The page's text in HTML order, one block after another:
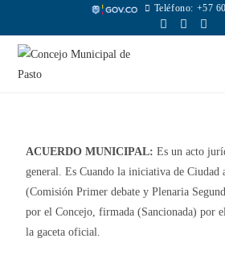
Teléfono: +57
ACUERDO MUNICIPAL: Es un acto
general. Es Cuando la iniciativa de Ciudad
(Comisión Primer debate y Plenaria
por el Concejo, firmada (Sancionada) por
la gaceta oficial.